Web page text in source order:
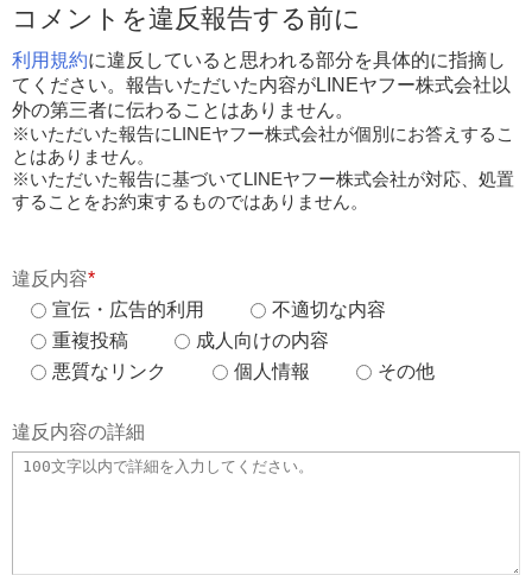
コメントを違反報告する前に
利用規約に違反していると思われる部分を具体的に指摘し
てください。報告いただいた内容がLINEヤフー株式会社以
外の第三者に伝わることはありません。
※いただいた報告にLINEヤフー株式会社が個別にお答えするこ
とはありません。
※いただいた報告に基づいてLINEヤフー株式会社が対応、処置
することをお約束するものではありません。
違反内容*
宣伝・広告的利用
不適切な内容
重複投稿
成人向けの内容
悪質なリンク
個人情報 その他
違反内容の詳細